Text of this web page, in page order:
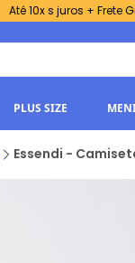
Até 10x s juros + Frete
PLUS SIZE
Essendi -